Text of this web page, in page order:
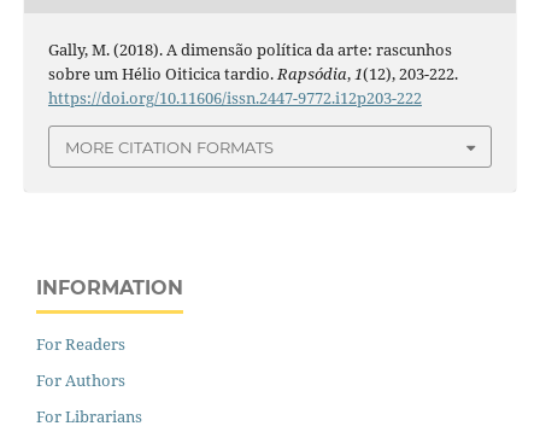
Gally, M. (2018). A dimensão política da arte: rascunhos
sobre um Hélio Oiticica tardio.Rapsódia,1(12), 203-222.
https://doi.org/10.11606/issn.2447-9772.i12p203-222
MORE CITATION FORMATS
INFORMATION
For Readers
For Authors
For Librarians